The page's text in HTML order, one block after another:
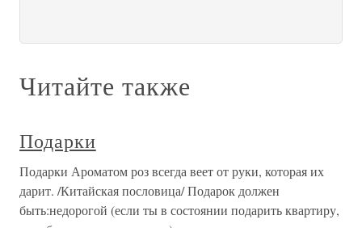
Читайте также
Подарки
Подарки Ароматом роз всегда веет от руки, которая их
дарит. /Китайская пословица/ Подарок должен
быть:недорогой (если ты в состоянии подарить квартиру,